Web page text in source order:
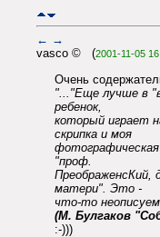
← →
vasco © (2001-11-05
Очень
"..."Еще лучше в
ребенок,
который играет
скрипка и моя
фотографическая
"проф.
ПреображенсКий,
матери". Это -
что-то
(М. Булгаков
:-)))